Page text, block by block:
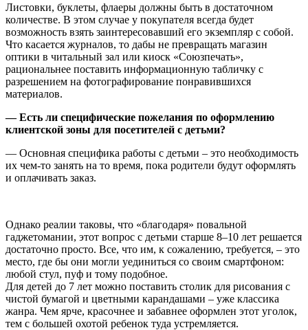
Листовки, буклеты, флаеры должны быть в достаточном
количестве. В этом случае у покупателя всегда будет
возможность взять заинтересовавший его экземпляр с собой.
Что касается журналов, то дабы не превращать магазин
оптики в читальный зал или киоск «Союзпечать»,
рациональнее поставить информационную табличку с
разрешением на фотографирование понравившихся
материалов.
— Есть ли специфические пожелания по оформлению
клиентской зоны для посетителей с детьми?
— Основная специфика работы с детьми – это необходимость
их чем-то занять на то время, пока родители будут оформлять
и оплачивать заказ.
Однако реалии таковы, что «благодаря» повальной
гаджетомании, этот вопрос с детьми старше 8–10 лет решается
достаточно просто. Все, что им, к сожалению, требуется, – это
место, где бы они могли уединиться со своим смартфоном:
любой стул, пуф и тому подобное.
Для детей до 7 лет можно поставить столик для рисования с
чистой бумагой и цветными карандашами – уже классика
жанра. Чем ярче, красочнее и забавнее оформ­лен этот уголок,
тем с большей охотой ребенок туда устремляется.